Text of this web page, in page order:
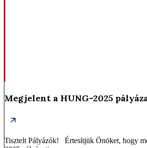
Megjelent a HUNG-2025
Tisztelt Pályázók! Értesítjük Önöket, hogy